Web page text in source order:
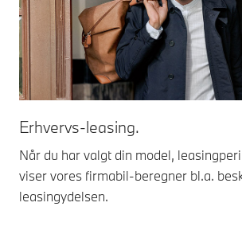
Erhvervs-leasing.
Når du har valgt din model,
viser vores firmabil-beregner bl.a.
leasingydelsen.